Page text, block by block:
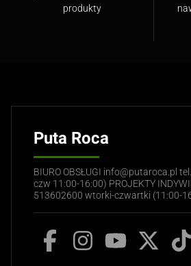
produkty
Puta Roca
BIURO OBSŁUGI info@putaroca.pl
czw 11:00-16:00) PROJEKTY
513602600 wtorki-czwartki (11:00-